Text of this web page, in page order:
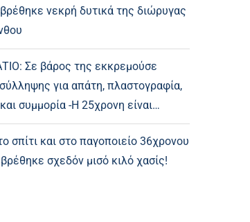
νεκρή δυτικά της διώρυγας
Σε βάρος της εκκρεμούσε
για απάτη, πλαστογραφία,
συμμορία -Η 25χρονη είναι…
σπίτι και στο παγοποιείο 36χρονου
σχεδόν μισό κιλό χασίς!